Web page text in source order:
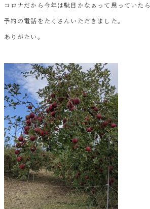
コロナだから今年は駄目かなぁって思っていたら
予約の電話をたくさんいただきました。
ありがたい。